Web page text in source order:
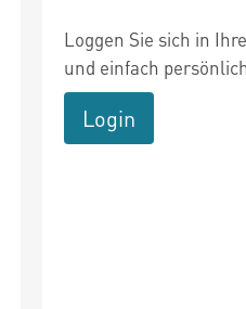
Loggen Sie sich in
und einfach
Login